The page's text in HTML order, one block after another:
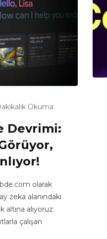
Okuma
Devrimi:
olarak
zeka alanındaki
altına alıyoruz.
çalışan